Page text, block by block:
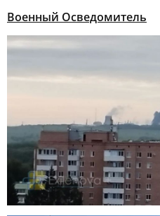
Военный Осведомитель